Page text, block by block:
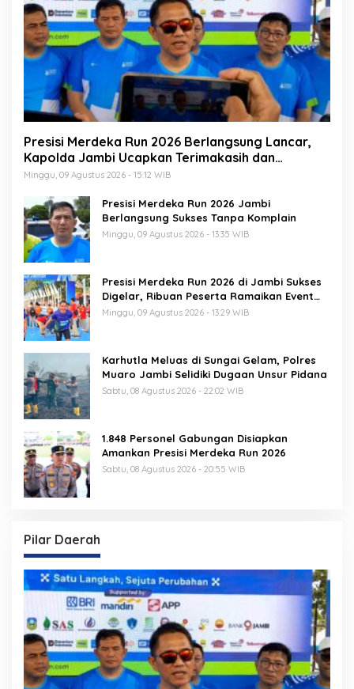
Presisi Merdeka Run 2026 Berlangsung Lancar,
Kapolda Jambi Ucapkan Terimakasih dan
Apresiasi Dukungan Masyarakat
Minggu, 09 Agustus 2026 - 15:12 WIB
Presisi Merdeka Run 2026 Jambi
Berlangsung Sukses Tanpa Komplain
Minggu, 09 Agustus 2026 - 13:35 WIB
Presisi Merdeka Run 2026 di Jambi Sukses
Digelar, Ribuan Peserta Ramaikan Event
Nasional
Minggu, 09 Agustus 2026 - 13:29 WIB
Karhutla Meluas di Sungai Gelam, Polres
Muaro Jambi Selidiki Dugaan Unsur Pidana
Sabtu, 08 Agustus 2026 - 22:02 WIB
1.848 Personel Gabungan Disiapkan
Amankan Presisi Merdeka Run 2026
Sabtu, 08 Agustus 2026 - 20:55 WIB
Pilar Daerah